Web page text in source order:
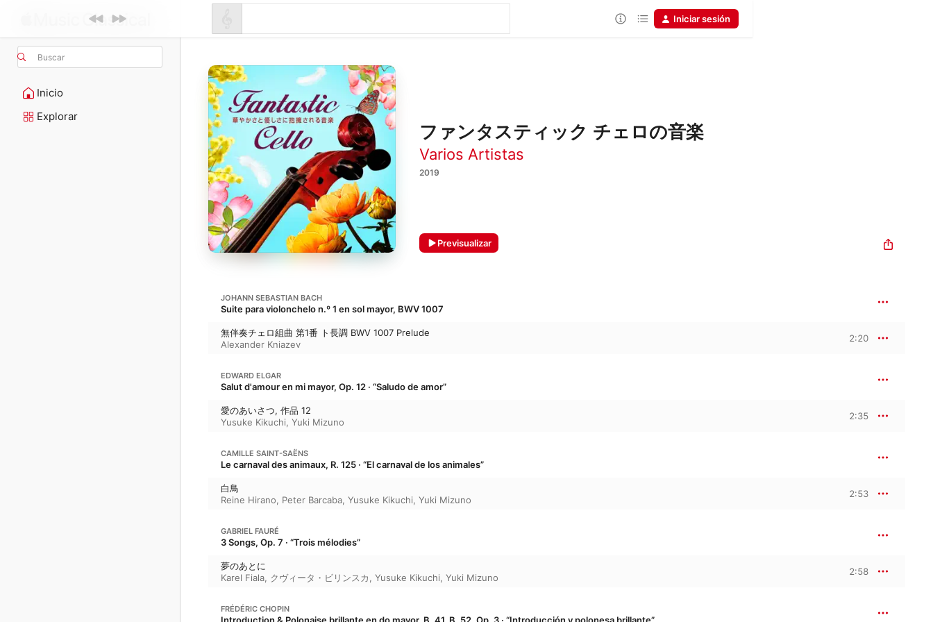
Buscar
Inicio
Explorar
Iniciar sesión
ファンタスティック チェロの音楽
Varios Artistas
2019
Previsualizar
JOHANN SEBASTIAN BACH
Suite para violonchelo n.º 1 en sol mayor, BWV 1007
無伴奏チェロ組曲 第1番 ト長調 BWV 1007 Prelude
Alexander Kniazev
2:20
EDWARD ELGAR
Salut d'amour en mi mayor, Op. 12 · “Saludo de amor”
愛のあいさつ, 作品 12
Yusuke Kikuchi, Yuki Mizuno
2:35
CAMILLE SAINT-SAËNS
Le carnaval des animaux, R. 125 · “El carnaval de los animales”
白鳥
Reine Hirano, Peter Barcaba, Yusuke Kikuchi, Yuki Mizuno
2:53
GABRIEL FAURÉ
3 Songs, Op. 7 · “Trois mélodies”
夢のあとに
Karel Fiala, クヴィータ・ビリンスカ , Yusuke Kikuchi, Yuki Mizuno
2:58
FRÉDÉRIC CHOPIN